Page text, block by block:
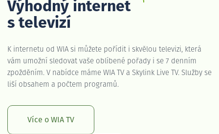
Výhodný internet
s televizí
K internetu od WIA si můžete pořídit i skvělou televizi, která
vám umožní sledovat vaše oblíbené pořady i se 7 denním
zpožděním. V nabídce máme WIA TV a Skylink Live TV. Služby se
liší obsahem a počtem programů.
Více o WIA TV